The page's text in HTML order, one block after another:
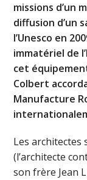
missions d’un
diffusion d’un
l’Unesco en
immatériel de
cet
Colbert
Manufacture
Les architectes
(l’architecte
son frère Jean